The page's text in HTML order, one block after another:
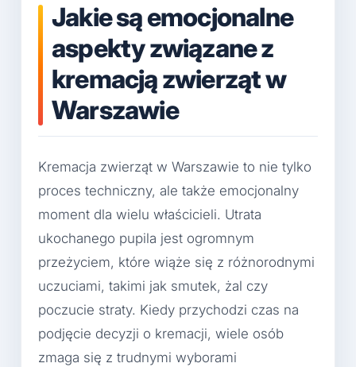
Jakie są emocjonalne
aspekty związane z
kremacją zwierząt w
Warszawie
Kremacja zwierząt w Warszawie to nie tylko
proces techniczny, ale także emocjonalny
moment dla wielu właścicieli. Utrata
ukochanego pupila jest ogromnym
przeżyciem, które wiąże się z różnorodnymi
uczuciami, takimi jak smutek, żal czy
poczucie straty. Kiedy przychodzi czas na
podjęcie decyzji o kremacji, wiele osób
zmaga się z trudnymi wyborami